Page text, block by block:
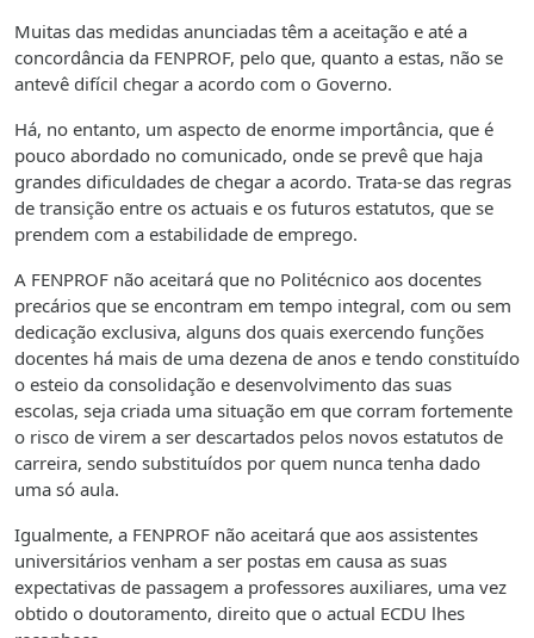
Muitas das medidas anunciadas têm a aceitação e até a
concordância da FENPROF, pelo que, quanto a estas, não se
antevê difícil chegar a acordo com o Governo.
Há, no entanto, um aspecto de enorme importância, que é
pouco abordado no comunicado, onde se prevê que haja
grandes dificuldades de chegar a acordo. Trata-se das regras
de transição entre os actuais e os futuros estatutos, que se
prendem com a estabilidade de emprego.
A FENPROF não aceitará que no Politécnico aos docentes
precários que se encontram em tempo integral, com ou sem
dedicação exclusiva, alguns dos quais exercendo funções
docentes há mais de uma dezena de anos e tendo constituído
o esteio da consolidação e desenvolvimento das suas
escolas, seja criada uma situação em que corram fortemente
o risco de virem a ser descartados pelos novos estatutos de
carreira, sendo substituídos por quem nunca tenha dado
uma só aula.
Igualmente, a FENPROF não aceitará que aos assistentes
universitários venham a ser postas em causa as suas
expectativas de passagem a professores auxiliares, uma vez
obtido o doutoramento, direito que o actual ECDU lhes